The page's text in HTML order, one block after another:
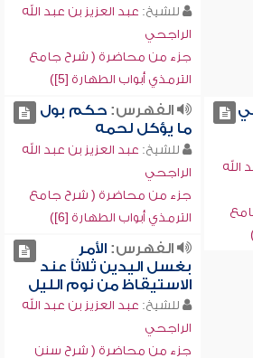
للشيخ: عبد العزيز بن عبد الله
الراجحي
جزء من محاضرة ( شرح جامع
الترمذي أبواب الطهارة [5])
الله
الفهرس:حكم بول
ما يؤكل لحمه
للشيخ: عبد العزيز بن عبد الله
الراجحي
جزء من محاضرة ( شرح جامع
الترمذي أبواب الطهارة [6])
الفهرس:الأمر
بغسل اليدين ثلاثاً عند
الاستيقاظ من نوم الليل
للشيخ: عبد العزيز بن عبد الله
الراجحي
جزء من محاضرة ( شرح سنن